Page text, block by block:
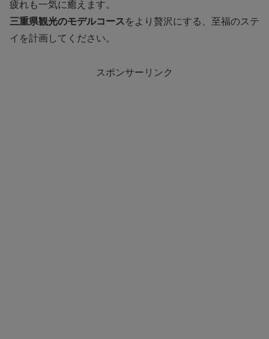
疲れも一気に癒えます。
三重県観光のモデルコース をより贅沢にする、至福のステ
イを計画してください。
スポンサーリンク